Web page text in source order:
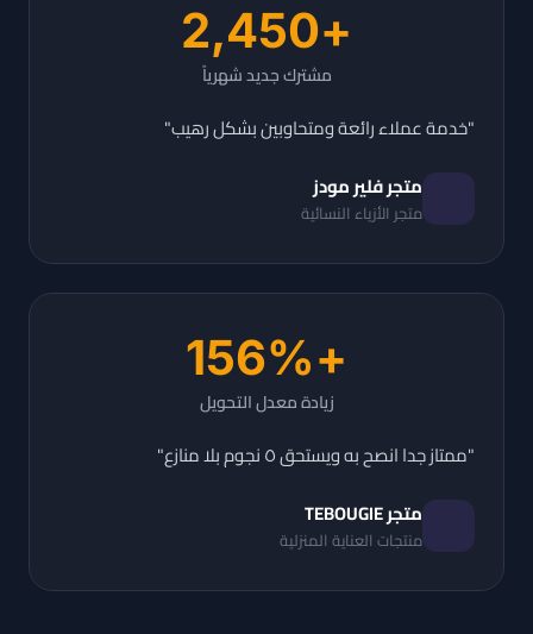
+2,450
مشترك جديد شهرياً
"خدمة عملاء رائعة ومتحاوبين بشكل رهيب"
متجر فلير مودز
متجر الأزياء النسائية
+156%
زيادة معدل التحويل
"ممتاز جدا انصح به ويستحق ٥ نجوم بلا منازع"
متجر TEBOUGIE
منتجات العناية المنزلية